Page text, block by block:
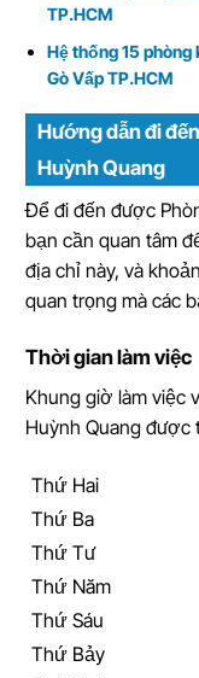
TP.HCM
Hệ thống 15 phòng
Gò Vấp TP.HCM
Hướng dẫn đi
Huỳnh Quang
Để đi đến được
bạn cần quan tâm
địa chỉ này, và
quan trọng mà các
Thời gian làm việc
Khung giờ làm việc
Huỳnh Quang được
Thứ Hai
Thứ Ba
Thứ Tư
Thứ Năm
Thứ Sáu
Thứ Bảy